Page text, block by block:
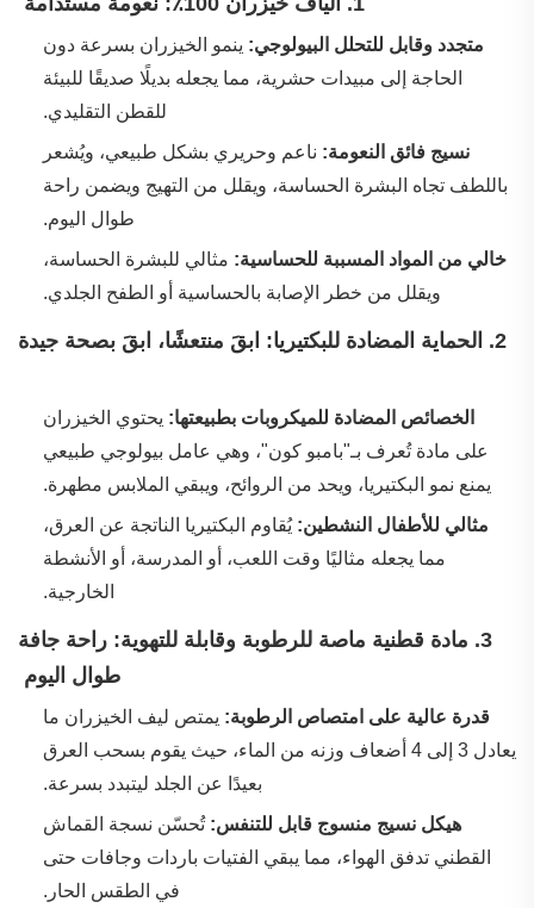
متجدد وقابل للتحلل البيولوجي: ينمو الخيزران بسرعة دون
الحاجة إلى مبيدات حشرية، مما يجعله بديلًا صديقًا للبيئة
للقطن التقليدي.
نسيج فائق النعومة: ناعم وحريري بشكل طبيعي، ويُشعر
باللطف تجاه البشرة الحساسة، ويقلل من التهيج ويضمن راحة
طوال اليوم.
خالي من المواد المسببة للحساسية: مثالي للبشرة الحساسة،
ويقلل من خطر الإصابة بالحساسية أو الطفح الجلدي.
2. الحماية المضادة للبكتيريا: ابقَ منتعشًا، ابقَ بصحة جيدة
الخصائص المضادة للميكروبات بطبيعتها: يحتوي الخيزران
على مادة تُعرف بـ"بامبو كون"، وهي عامل بيولوجي طبيعي
يمنع نمو البكتيريا، ويحد من الروائح، ويبقي الملابس مطهرة.
مثالي للأطفال النشطين:يُقاوم البكتيريا الناتجة عن العرق،
مما يجعله مثاليًا وقت اللعب، أو المدرسة، أو الأنشطة
الخارجية.
3. مادة قطنية ماصة للرطوبة وقابلة للتهوية: راحة جافة
طوال اليوم
قدرة عالية على امتصاص الرطوبة: يمتص ليف الخيزران ما
يعادل 3 إلى 4 أضعاف وزنه من الماء، حيث يقوم بسحب العرق
بعيدًا عن الجلد ليتبدد بسرعة.
هيكل نسيج منسوج قابل للتنفس:تُحسّن نسجة القماش
القطني تدفق الهواء، مما يبقي الفتيات باردات وجافات حتى
في الطقس الحار.